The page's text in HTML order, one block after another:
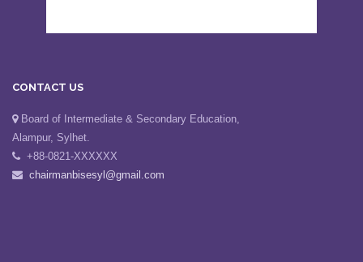
Board of Intermediate & Secondary Education,
Alampur, Sylhet.
+88-0821-XXXXXX